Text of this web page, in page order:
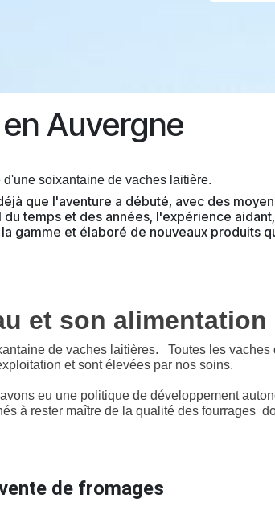
Auvergne
d'une soixantaine de vaches laitière.
que l'aventure a débuté, avec des
du temps et des années, l'expérience
gamme et élaboré de nouveaux produits
et son alimentation
de vaches laitières.
Toutes les vaches
et sont élevées par nos soins.
eu une politique de développement
à rester maître de la qualité des fourrages
de fromages